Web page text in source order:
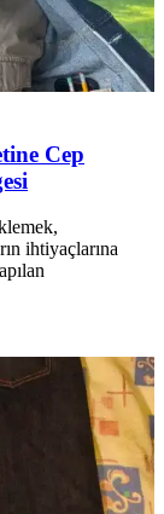
Cep
ihtiyaçlarına